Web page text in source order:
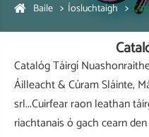
Baile Íosluchtaigh
Catalóg Táirgí
Áilleacht & Cúram Sláinte,
srl...Cuirfear raon leathan
riachtanais ó gach cearn